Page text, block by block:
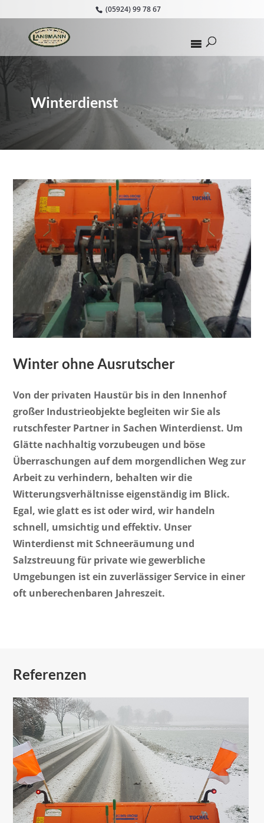
(05924) 99 78 67
Winterdienst
Winter ohne Ausrutscher
Von der privaten Haustür bis in den Innenhof
großer Industrieobjekte begleiten wir Sie als
rutschfester Partner in Sachen Winterdienst. Um
Glätte nachhaltig vorzubeugen und böse
Überraschungen auf dem morgendlichen Weg zur
Arbeit zu verhindern, behalten wir die
Witterungsverhältnisse eigenständig im Blick.
Egal, wie glatt es ist oder wird, wir handeln
schnell, umsichtig und effektiv. Unser
Winterdienst mit Schneeräumung und
Salzstreuung für private wie gewerbliche
Umgebungen ist ein zuverlässiger Service in einer
oft unberechenbaren Jahreszeit.
Referenzen